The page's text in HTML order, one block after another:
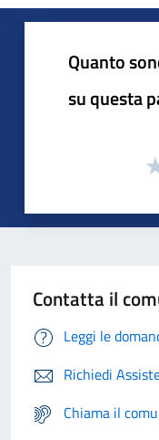
Proclamazione
Quanto
su questa
Contatta il
Leggi le
Richiedi
Chiama il